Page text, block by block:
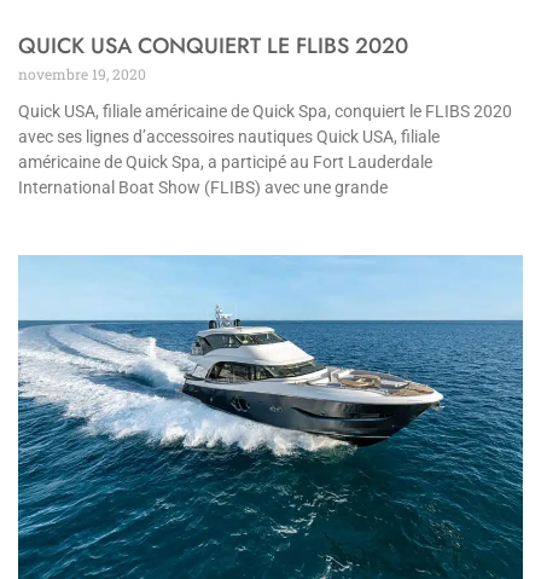
QUICK USA CONQUIERT LE FLIBS 2020
novembre 19, 2020
Quick USA, filiale américaine de Quick Spa, conquiert le FLIBS 2020
avec ses lignes d’accessoires nautiques Quick USA, filiale
américaine de Quick Spa, a participé au Fort Lauderdale
International Boat Show (FLIBS) avec une grande